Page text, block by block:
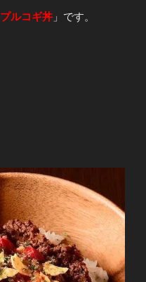
プルコギ丼 」です。